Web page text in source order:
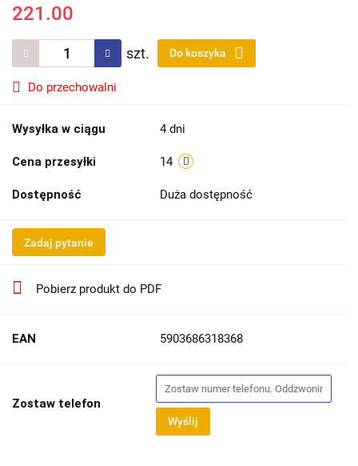
221.00
szt. Do koszyka
Do przechowalni
Wysyłka w ciągu 4 dni
Cena przesyłki 14
Dostępność Duża dostępność
Zadaj pytanie
Pobierz produkt do PDF
EAN 5903686318368
Zostaw telefon
Wyślij